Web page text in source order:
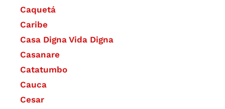
Caquetá
Caribe
Casa Digna Vida Digna
Casanare
Catatumbo
Cauca
Cesar